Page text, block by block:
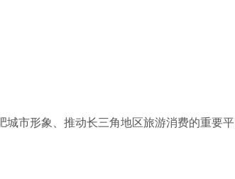
市形象、推动长三角地区旅游消费的重要